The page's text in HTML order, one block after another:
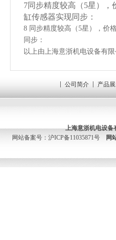
7同步精度较高（5星 ），
缸传感器实现同步：
8 同步精度较高（5星 ），价
同步：
以上由上海意浙机电设备有
公司简介 产品
上海意浙机电设备
网站备案号： 沪ICP备11035871号 网